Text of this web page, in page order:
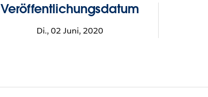
Veröffentlichungsdatum
Di., 02 Juni, 2020